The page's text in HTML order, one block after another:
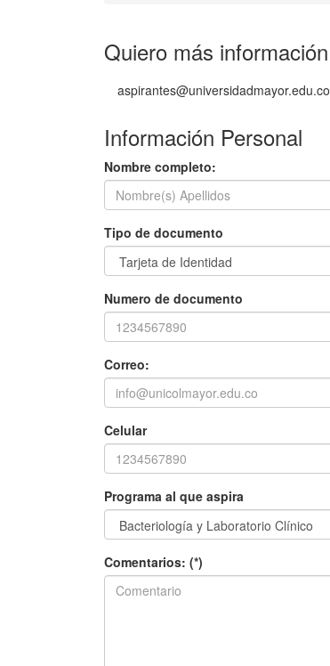
Quiero más información
aspirantes@universidadmayor.edu.co
Información Personal
Nombre completo:
Tipo de documento
Numero de documento
Correo:
Celular
Programa al que aspira
Comentarios: (*)